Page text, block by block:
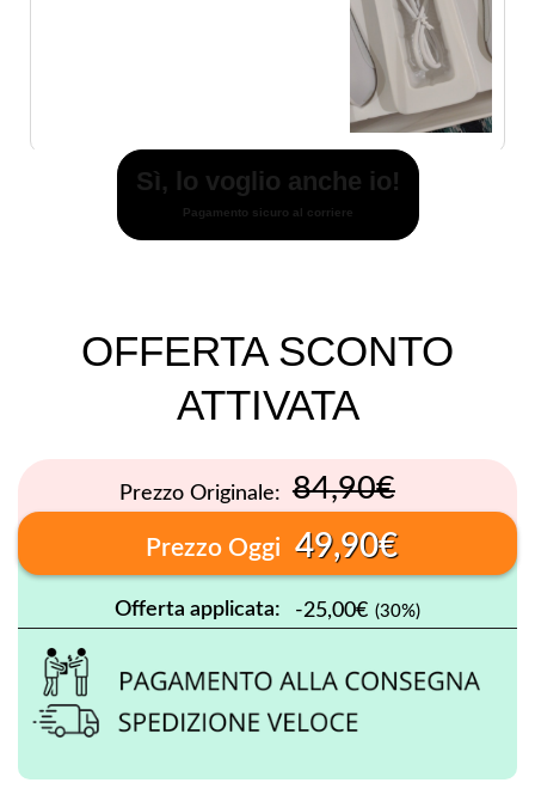
Sì, lo voglio anche io!
Pagamento sicuro al corriere
OFFERTA SCONTO
ATTIVATA
Prezzo Originale: 84,90€
Prezzo Oggi 49,90€
Offerta applicata: -25,00€ (30%)